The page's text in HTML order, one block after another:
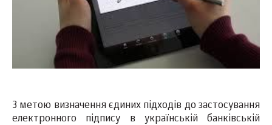
З метою визначення єдиних підходів до застосування
електронного підпису в українській банківській